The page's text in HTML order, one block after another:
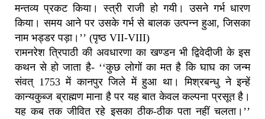
मन्तव्य प्रकट किया। स्त्री राजी हो गयी। उसने गर्भ धारण
किया। समय आने पर उसके गर्भ से बालक उत्पन्न हुआ, जिसका
नाम भड्डर पड़ा।’’ (पृष्ठ VII-VIII)
रामनरेश त्रिपाठी की अवधारणा का खण्डन भी द्विवेदीजी के इस
कथन से हो जाता है- ‘‘कुछ लोगों का मत है कि घाघ का जन्म
संवत् 1753 में कानपुर जिले में हुआ था। मिश्रबन्धु ने इन्हें
कान्यकुब्ज ब्राह्मण माना है पर यह बात केवल कल्पना प्रसूत है।
यह कब तक जीवित रहे इसका ठीक-ठीक पता नहीं चलता।’’